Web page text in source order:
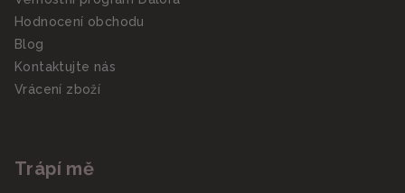
Hodnocení obchodu
Blog
Kontaktujte nás
Vrácení zboží
Trápí mě